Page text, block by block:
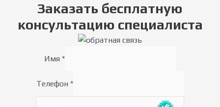
Заказать бесплатную
консультацию специалиста
Имя *
Телефон *